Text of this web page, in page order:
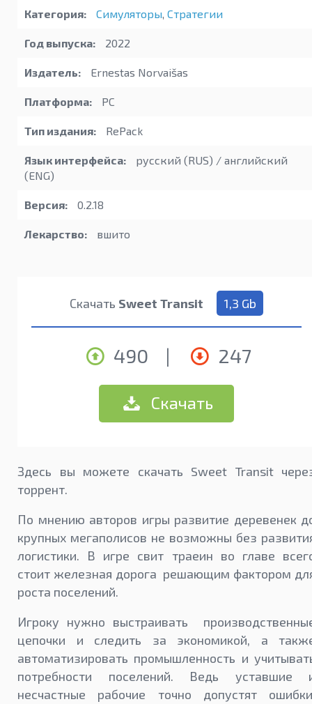
Категория: Симуляторы, Стратегии
Год выпуска: 2022
Издатель: Ernestas Norvaišas
Платформа: PC
Тип издания: RePack
Язык интерфейса:
русский (RUS) / английский
(ENG)
Версия: 0.2.18
Лекарство: вшито
Скачать Sweet Transit 1,3 Gb
490 | 247
Скачать
Здесь вы можете скачать Sweet Transit
торрент.
По мнению авторов игры развитие деревенек
крупных мегаполисов не возможны без
логистики. В игре свит траеин во главе
стоит железная дорога решающим фактором
роста поселений.
Игроку нужно выстраивать
цепочки и следить за экономикой, а
автоматизировать промышленность и
потребности поселений. Ведь уставшие
несчастные рабочие точно допустят